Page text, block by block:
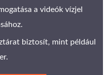
a videók vízjel
biztosít, mint például